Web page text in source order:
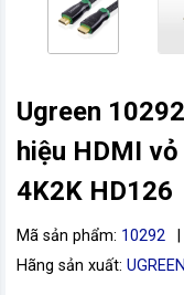
Ugreen
hiệu HDMI
4K2K HD126
Mã sản phẩm: 10292
Hãng sản xuất: UGREEN